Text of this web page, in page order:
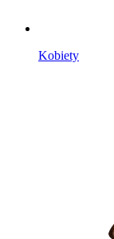
Kobiety